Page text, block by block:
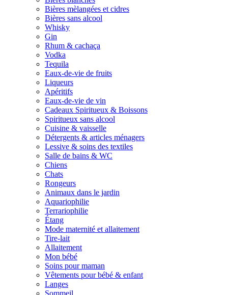
Bières mèlangées et cidres
Bières sans alcool
Whisky
Gin
Rhum & cachaça
Vodka
Tequila
Eaux-de-vie de fruits
Liqueurs
Apéritifs
Eaux-de-vie de vin
Cadeaux Spiritueux & Boissons
Spiritueux sans alcool
Cuisine & vaisselle
Détergents & articles ménagers
Lessive & soins des textiles
Salle de bains & WC
Chiens
Chats
Rongeurs
Animaux dans le jardin
Aquariophilie
Terrariophilie
Étang
Mode maternité et allaitement
Tire-lait
Allaitement
Mon bébé
Soins pour maman
Vêtements pour bébé & enfant
Langes
Sommeil